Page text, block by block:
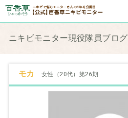
ニキビモニター現役隊員ブログ
モカ 女性（20代）第26期